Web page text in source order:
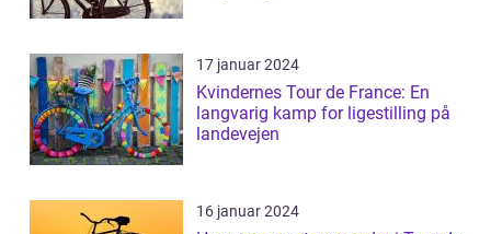
17 januar 2024
Kvindernes Tour de France: En
langvarig kamp for ligestilling på
landevejen
16 januar 2024